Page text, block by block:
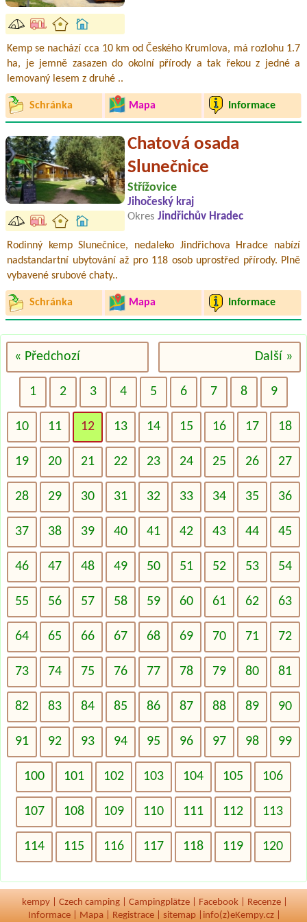
Kemp se nachází cca 10 km od Českého Krumlova, má rozlohu 1.7
ha, je jemně zasazen do okolní přírody a tak řekou z jedné a
lemovaný lesem z druhé ..
Schránka Mapa Informace
Chatová osada
Slunečnice
Střížovice
Jihočeský kraj
Okres Jindřichův Hradec
Rodinný kemp Slunečnice, nedaleko Jindřichova Hradce nabízí
nadstandartní ubytování až pro 118 osob uprostřed přírody. Plně
vybavené srubové chaty..
Schránka Mapa Informace
« Předchozí Další »
1 2 3 4 5 6 7 8 9
10 11 12 13 14 15 16 17 18
19 20 21 22 23 24 25 26 27
28 29 30 31 32 33 34 35 36
37 38 39 40 41 42 43 44 45
46 47 48 49 50 51 52 53 54
55 56 57 58 59 60 61 62 63
64 65 66 67 68 69 70 71 72
73 74 75 76 77 78 79 80 81
82 83 84 85 86 87 88 89 90
91 92 93 94 95 96 97 98 99
100 101 102 103 104 105 106
107 108 109 110 111 112 113
114 115 116 117 118 119 120
kempy Czech camping Campingplätze Facebook Recenze
Informace
Mapa Registrace sitemap info(z)eKempy.cz |